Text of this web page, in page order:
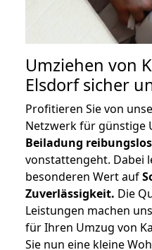
Umziehen von
Elsdorfsicher
Profitieren Sie von
Netzwerk für günstige
Beiladung
vonstattengeht. Dabei
besonderen Wert auf
Zuverlässigkeit. Die
Leistungen machen
für Ihren Umzug von
Sie nun eine kleine